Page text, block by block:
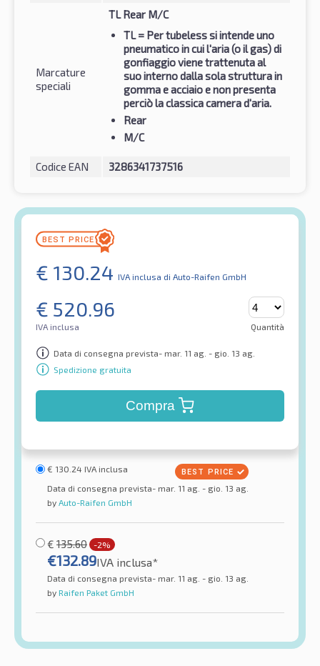
Marcature
speciali
TL Rear M/C
TL= Per tubeless si intende uno
pneumatico in cui l'aria (o il gas) di
gonfiaggio viene trattenuta al
suo interno dalla sola struttura in
gomma e acciaio e non presenta
perciò la classica camera d'aria.
Rear
M/C
Codice EAN 3286341737516
€ 130.24 IVA inclusa di Auto-Raifen GmbH
€ 520.96
IVA inclusa Quantità
Data di consegna prevista- mar. 11 ag. - gio. 13 ag.
Spedizione gratuita
Compra
€ 130.24 IVA inclusa
Data di consegna prevista- mar. 11 ag. - gio. 13 ag.
by Auto-Raifen GmbH
€ 135.60 -2%
€132.89IVA inclusa*
Data di consegna prevista- mar. 11 ag. - gio. 13 ag.
by Raifen Paket GmbH